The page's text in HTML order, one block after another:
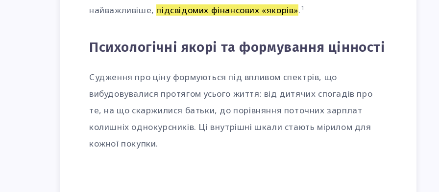
найважливіше, підсвідомих фінансових «якорів». 1
Психологічні якорі та формування цінності
Судження про ціну формуються під впливом спектрів, що
вибудовувалися протягом усього життя: від дитячих спогадів про
те, на що скаржилися батьки, до порівняння поточних зарплат
колишніх однокурсників. Ці внутрішні шкали стають мірилом для
кожної покупки.